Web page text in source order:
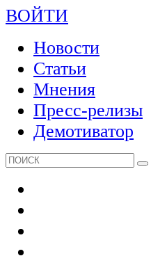
ВОЙТИ
Новости
Статьи
Мнения
Пресс-релизы
Демотиватор